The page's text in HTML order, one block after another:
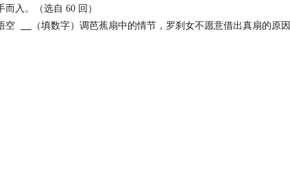
入。（选自 60 回）
空
（填数字）调芭蕉扇中的情节，罗刹女不愿意借出真扇的原因